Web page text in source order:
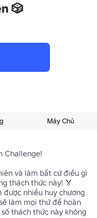
🎲
Máy Chủ
Challenge!
và làm bất cứ điều gì
thách thức này! 🏅
được nhiều huy chương
làm mọi thứ để hoàn
thách thức này không